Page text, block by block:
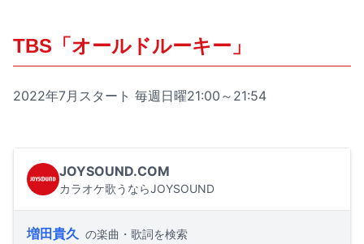
TBS「オールドルーキー」
2022年7月スタート 毎週日曜21:00～21:54
JOYSOUND.COM
カラオケ歌うならJOYSOUND
増田貴久 の楽曲・歌詞を検索